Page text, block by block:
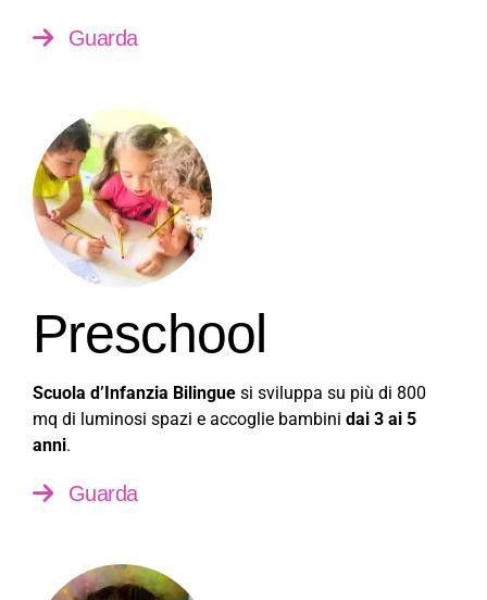
Guarda
Preschool
Scuola d’Infanzia Bilingue si sviluppa su più di 800
mq di luminosi spazi e accoglie bambini dai 3 ai 5
anni.
Guarda